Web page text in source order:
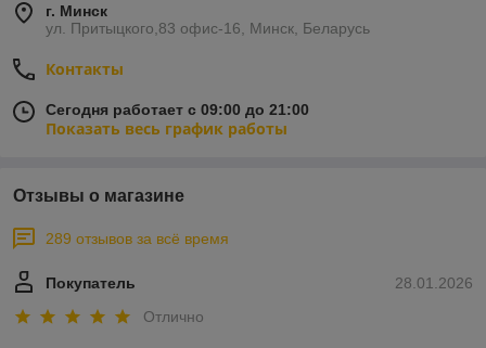
г. Минск
ул. Притыцкого,83 офис-16, Минск, Беларусь
Контакты
Сегодня работает с 09:00 до 21:00
Показать весь график работы
Отзывы о магазине
289 отзывов за всё время
28.01.2026
Покупатель
Отлично